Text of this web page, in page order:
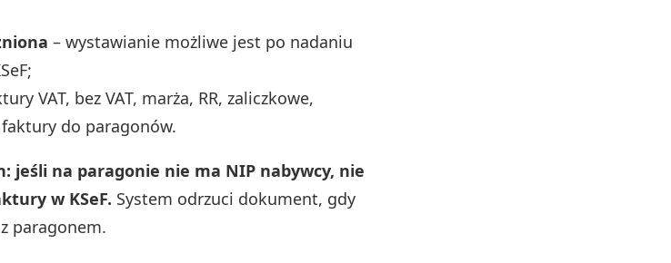
– wystawianie możliwe jest po nadaniu
VAT, bez VAT, marża, RR, zaliczkowe,
do paragonów.
jeśli na paragonie nie ma NIP nabywcy, nie
w KSeF. System odrzuci dokument, gdy
paragonem.